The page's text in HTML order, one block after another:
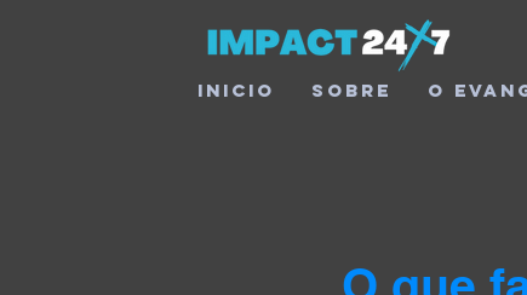
Inicio Sobre O